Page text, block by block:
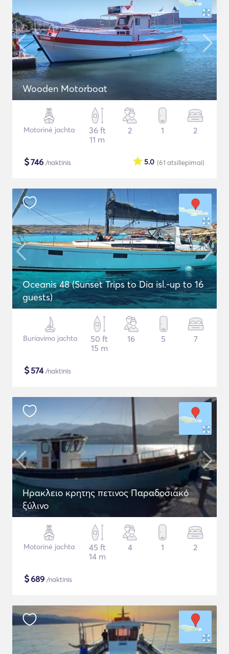
Wooden Motorboat
Motorinė jachta
36 ft
11 m
2 1 2
$746 /naktinis (61 atsiliepimai)
5.0
Oceanis 48 (Sunset Trips to Dia isl.-up to 16
guests)
Buriavimo jachta
50 ft
15 m
16 5 7
$574/naktinis
Ηρακλειο κρητης πετινος Παραδοσιακό
ξύλινο
Motorinė jachta
45 ft
14 m
4 1 2
$689 /naktinis